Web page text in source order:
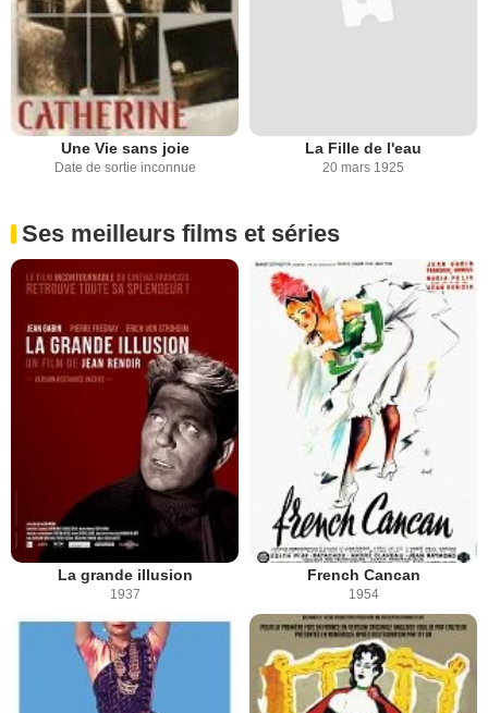
Une Vie sans joie
Date de sortie inconnue
La Fille de l'eau
20 mars 1925
Ses meilleurs films et séries
La grande illusion
1937
French Cancan
1954